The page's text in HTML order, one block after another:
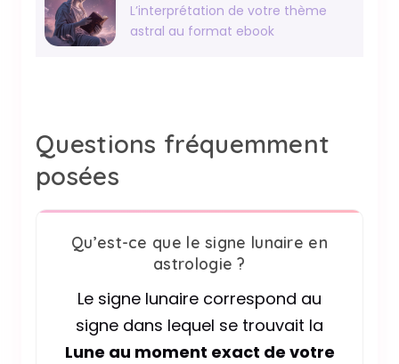
L’interprétation de votre thème
astral au format ebook
Questions fréquemment
posées
Qu’est-ce que le signe lunaire en
astrologie ?
Le signe lunaire correspond au
signe dans lequel se trouvait la
Lune au moment exact de votre